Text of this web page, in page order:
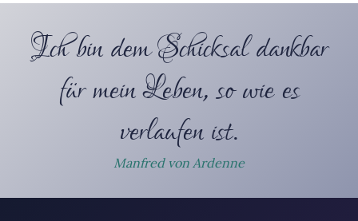
Ich bin dem Schicksal dankbar
für mein Leben, so wie es
verlaufen ist.
Manfred von Ardenne